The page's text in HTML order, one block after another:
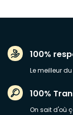
100%
Le meilleur
100%
On sait d'où